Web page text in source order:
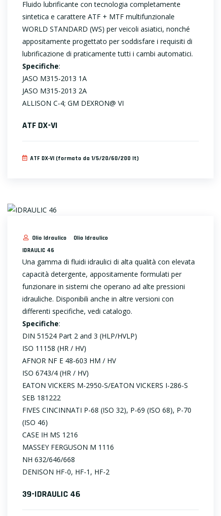
Fluido lubrificante con tecnologia completamente
sintetica e carattere ATF + MTF multifunzionale
WORLD STANDARD (WS) per veicoli asiatici, nonché
appositamente progettato per soddisfare i requisiti di
lubrificazione di praticamente tutti i cambi automatici.
Specifiche:
JASO M315-2013 1A
JASO M315-2013 2A
ALLISON C-4; GM DEXRON@ VI
ATF DX-VI
ATF DX-VI (formato da 1/5/20/60/200 lt)
Olio Idraulico
Olio Idraulico
IDRAULIC 46
Una gamma di fluidi idraulici di alta qualità con elevata
capacità detergente, appositamente formulati per
funzionare in sistemi che operano ad alte pressioni
idrauliche. Disponibili anche in altre versioni con
differenti specifiche, vedi catalogo.
Specifiche:
DIN 51524 Part 2 and 3 (HLP/HVLP)
ISO 11158 (HR / HV)
AFNOR NF E 48-603 HM / HV
ISO 6743/4 (HR / HV)
EATON VICKERS M-2950-S/EATON VICKERS I-286-S
SEB 181222
FIVES CINCINNATI P-68 (ISO 32), P-69 (ISO 68), P-70
(ISO 46)
CASE IH MS 1216
MASSEY FERGUSON M 1116
NH 632/646/668
DENISON HF-0, HF-1, HF-2
39-IDRAULIC 46